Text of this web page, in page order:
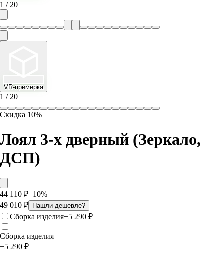
1 / 20
VR-примерка
1 / 20
Скидка 10%
Лоял 3-х дверный (Зеркало,
ДСП)
44 110 ₽−10%
49 010 ₽ Нашли дешевле?
Сборка изделия+5 290 ₽
Сборка изделия
+5 290 ₽